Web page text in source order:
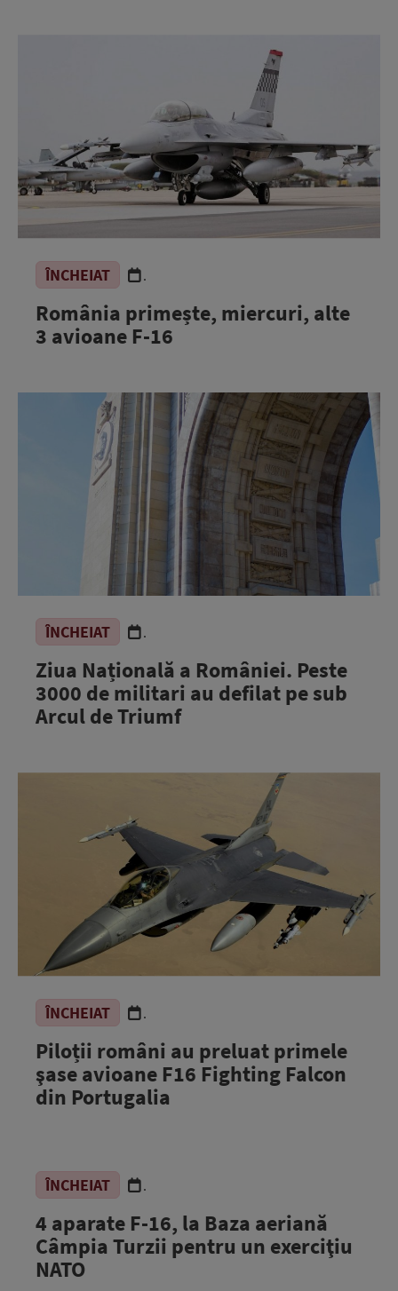
ÎNCHEIAT .
România primește, miercuri, alte
3 avioane F-16
ÎNCHEIAT .
Ziua Națională a României. Peste
3000 de militari au defilat pe sub
Arcul de Triumf
ÎNCHEIAT .
Piloții români au preluat primele
şase avioane F16 Fighting Falcon
din Portugalia
ÎNCHEIAT .
4 aparate F-16, la Baza aeriană
Câmpia Turzii pentru un exerciţiu
NATO